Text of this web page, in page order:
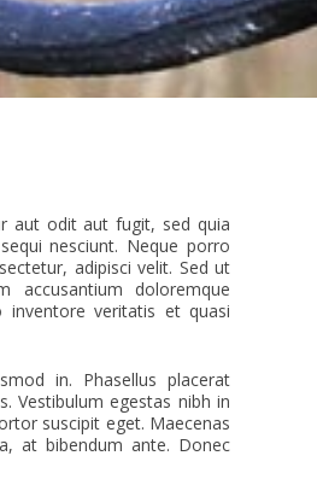
aut odit aut fugit, sed quia
nesciunt. Neque porro
adipisci velit. Sed ut
doloremque
veritatis et quasi
in. Phasellus placerat
Vestibulum egestas nibh in
suscipit eget. Maecenas
at bibendum ante. Donec